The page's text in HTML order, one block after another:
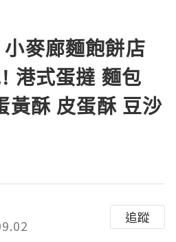
麥廊麵飽餅店
港式蛋撻 麵包
黃酥 皮蛋酥 豆沙
追蹤